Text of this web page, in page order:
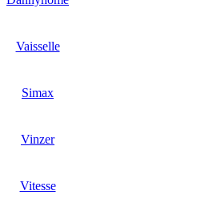
Vaisselle
Simax
Vinzer
Vitesse